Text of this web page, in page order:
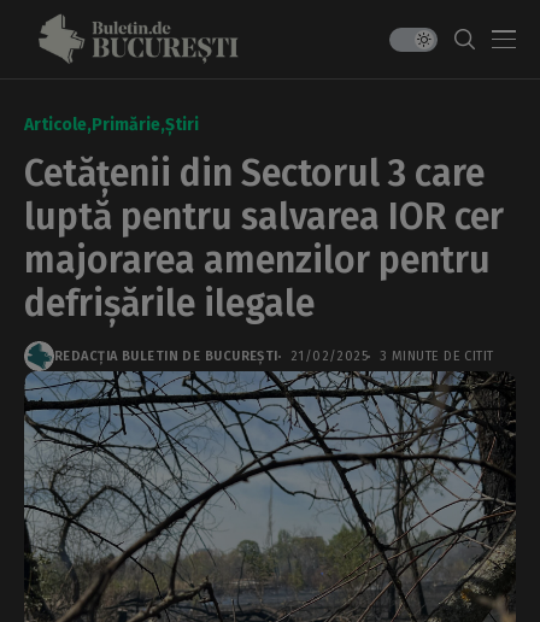
Articole Primărie Știri
Cetățenii din Sectorul 3 care
luptă pentru salvarea IOR cer
majorarea amenzilor pentru
defrișările ilegale
REDACȚIA BULETIN DE BUCUREȘTI 21/02/2025 3 MINUTE DE CITIT